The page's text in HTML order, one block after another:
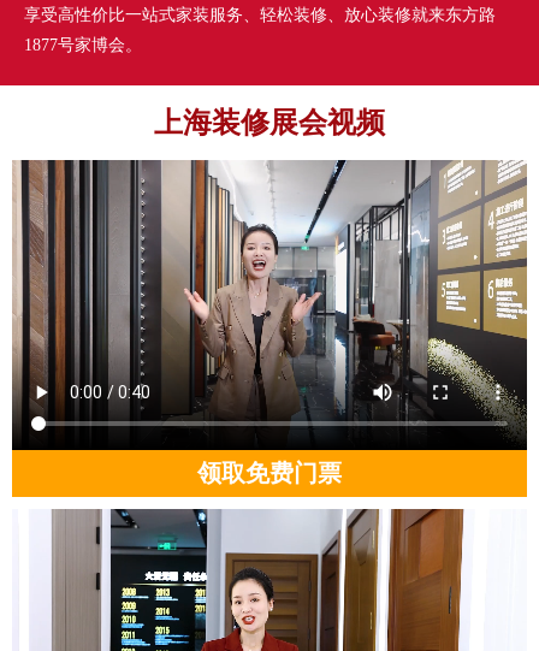
享受高性价比一站式家装服务、轻松装修、放心装修就来东方路
1877号家博会。
上海装修展会视频
领取免费门票